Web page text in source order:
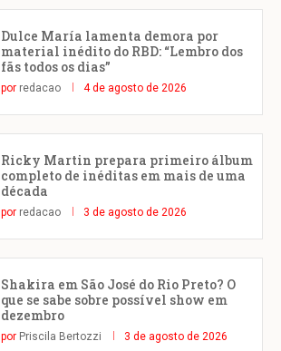
Dulce María lamenta demora por
material inédito do RBD: “Lembro dos
fãs todos os dias”
por redacao 4 de agosto de 2026
Ricky Martin prepara primeiro álbum
completo de inéditas em mais de uma
década
por redacao 3 de agosto de 2026
Shakira em São José do Rio Preto? O
que se sabe sobre possível show em
dezembro
por Priscila Bertozzi 3 de agosto de 2026